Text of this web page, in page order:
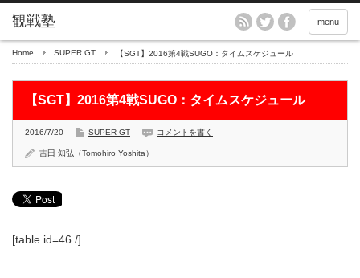
menu
Home SUPER GT 【SGT】2016第4戦SUGO：タイムスケジュール
【SGT】2016第4戦SUGO：タイムスケジュール
2016/7/20 SUPER GT コメントを書く
吉田 知弘（Tomohiro Yoshita）
[table id=46 /]